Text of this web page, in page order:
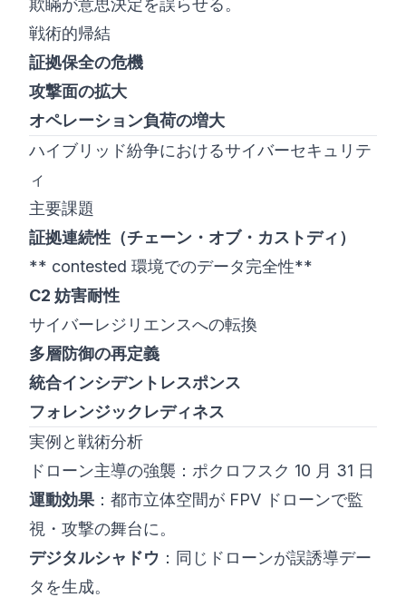
欺瞞が意思決定を誤らせる。
戦術的帰結
証拠保全の危機
攻撃面の拡大
オペレーション負荷の増大
ハイブリッド紛争におけるサイバーセキュリテ
ィ
主要課題
証拠連続性（チェーン・オブ・カストディ）
** contested 環境でのデータ完全性**
C2 妨害耐性
サイバーレジリエンスへの転換
多層防御の再定義
統合インシデントレスポンス
フォレンジックレディネス
実例と戦術分析
ドローン主導の強襲：ポクロフスク 10 月 31 日
運動効果 ：都市立体空間が FPV ドローンで監
視・攻撃の舞台に。
デジタルシャドウ ：同じドローンが誤誘導デー
タを生成。